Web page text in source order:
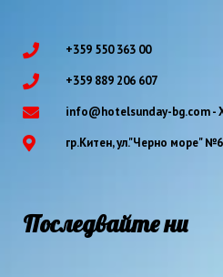
+359 550 363 00
+359 889 206 607
info@hotelsunday-bg.com -
гр.Китен, ул."Черно море" №6
Последвайте ни